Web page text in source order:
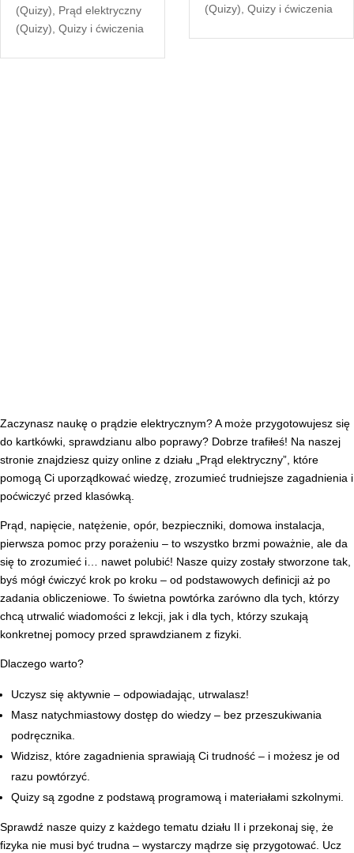
(Quizy)
Prąd elektryczny
(Quizy) Quizy i ćwiczenia
(Quizy) Quizy i ćwiczenia
Zaczynasz naukę o prądzie elektrycznym? A może przygotowujesz się
do kartkówki, sprawdzianu albo poprawy? Dobrze trafiłeś! Na naszej
stronie znajdziesz quizy online z działu „Prąd elektryczny”, które
pomogą Ci uporządkować wiedzę, zrozumieć trudniejsze zagadnienia i
poćwiczyć przed klasówką.
Prąd, napięcie, natężenie, opór, bezpieczniki, domowa instalacja,
pierwsza pomoc przy porażeniu – to wszystko brzmi poważnie, ale da
się to zrozumieć i… nawet polubić! Nasze quizy zostały stworzone tak,
byś mógł ćwiczyć krok po kroku – od podstawowych definicji aż po
zadania obliczeniowe. To świetna powtórka zarówno dla tych, którzy
chcą utrwalić wiadomości z lekcji, jak i dla tych, którzy szukają
konkretnej pomocy przed sprawdzianem z fizyki.
Dlaczego warto?
Uczysz się aktywnie – odpowiadając, utrwalasz!
Masz natychmiastowy dostęp do wiedzy – bez przeszukiwania
podręcznika.
Widzisz, które zagadnienia sprawiają Ci trudność – i możesz je od
razu powtórzyć.
Quizy są zgodne z podstawą programową i materiałami szkolnymi.
Sprawdź nasze quizy z każdego tematu działu II i przekonaj się, że
fizyka nie musi być trudna – wystarczy mądrze się przygotować. Ucz